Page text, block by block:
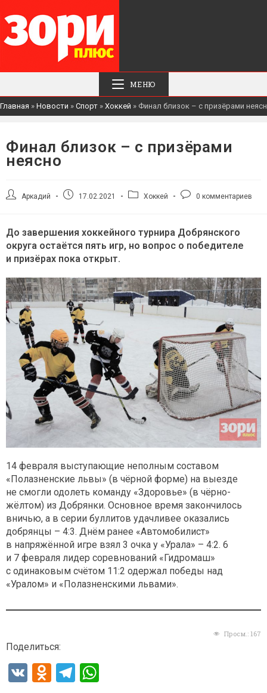
МЕНЮ
Главная » Новости » Спорт » Хоккей » Финал близок – с призёрами
Финал близок – с призёрами
неясно
АвторАркадий
Запись17.02.2021
Рубрика
Хоккей
Комментарии
0 комментариев
До завершения хоккейного турнира Добрянского
округа остаётся пять игр, но вопрос о победителе
и призёрах пока открыт.
14 февраля выступающие неполным составом
«Полазненские львы» (в чёрной форме) на выезде
не смогли одолеть команду «Здоровье» (в чёрно-
жёлтом) из Добрянки. Основное время закончилось
вничью, а в серии буллитов удачливее оказались
добрянцы – 4:3. Днём ранее «Автомобилист»
в напряжённой игре взял 3 очка у «Урала» – 4:2. 6
и 7 февраля лидер соревнований «Гидромаш»
с одинаковым счётом 11:2 одержал победы над
«Уралом» и «Полазненскими львами».
Просм.: 167
Поделиться:
V
O
T